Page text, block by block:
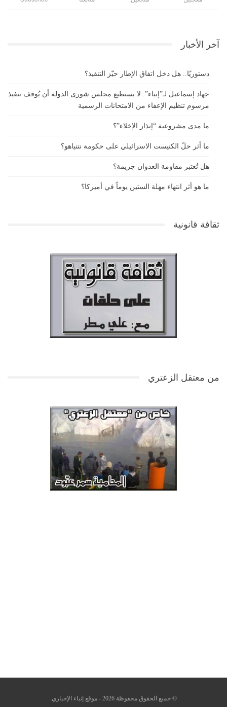
آخر الأخبار
دستوريًا.. هل دخل اتفاق الإطار حيّز التنفيذ؟
جهاد إسماعيل لـ”إنباء”: لا يستطيع مجلس شورى الدولة أن يُوقف تنفيذ
مرسوم تنظيم الإعفاء من الامتحانات الرسمية
ما مدى مشروعية “إنذار الإخلاء”؟
ما أثر حلّ الكنيست الاسرائيلي على حكومة نتنياهو؟
هل تُعتبر مقاومة العدوان جريمة؟
ما هو أثر انتهاء مهلة الستين يوماً في أميركا؟
ثقافة قانونية
من معتقل الزعتري
© جميع الحقوق محفوظة 2026 - موقع إنباء الإخباري.